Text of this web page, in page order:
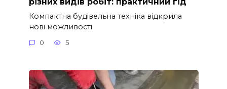
Компактна будівельна техніка відкрила
нові можливості
0 5